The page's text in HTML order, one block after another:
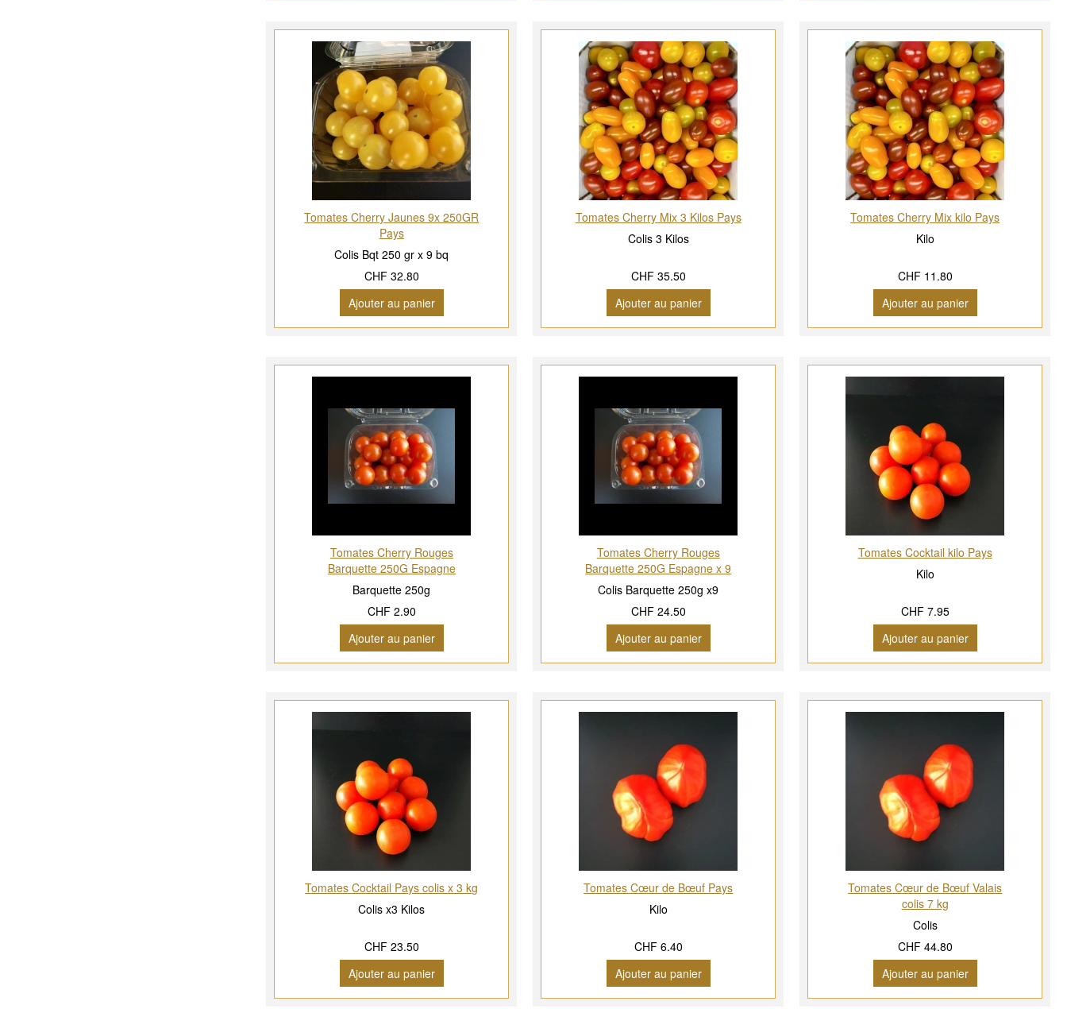
Tomates Cherry Jaunes 9x 250GR
Pays
Colis Bqt 250 gr x 9 bq
CHF 32.80
Ajouter au panier
Tomates Cherry Mix 3 Kilos Pays
Colis 3 Kilos
CHF 35.50
Ajouter au panier
Tomates Cherry Mix kilo Pays
Kilo
CHF 11.80
Ajouter au panier
Tomates Cherry Rouges
Barquette 250G Espagne
Barquette 250g
CHF 2.90
Ajouter au panier
Tomates Cherry Rouges
Barquette 250G Espagne x 9
Colis Barquette 250g x9
CHF 24.50
Ajouter au panier
Tomates Cocktail kilo Pays
Kilo
CHF 7.95
Ajouter au panier
Tomates Cocktail Pays colis x 3 kg
Colis x3 Kilos
CHF 23.50
Ajouter au panier
Tomates Cœur de Bœuf Pays
Kilo
CHF 6.40
Ajouter au panier
Tomates Cœur de Bœuf Valais
colis 7 kg
Colis
CHF 44.80
Ajouter au panier